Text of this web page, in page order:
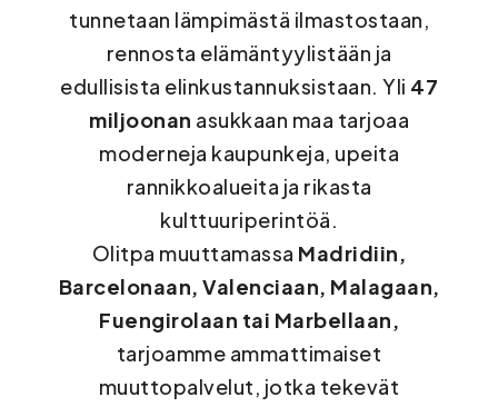
tunnetaan lämpimästä ilmastostaan,
rennosta elämäntyylistään ja
edullisista elinkustannuksistaan. Yli 47
miljoonan asukkaan maa tarjoaa
moderneja kaupunkeja, upeita
rannikkoalueita ja rikasta
kulttuuriperintöä.
Olitpa muuttamassa Madridiin,
Barcelonaan, Valenciaan, Malagaan,
Fuengirolaan tai Marbellaan,
tarjoamme ammattimaiset
muuttopalvelut, jotka tekevät